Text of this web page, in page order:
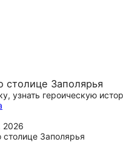
столице Заполярья
узнать героическую
2026